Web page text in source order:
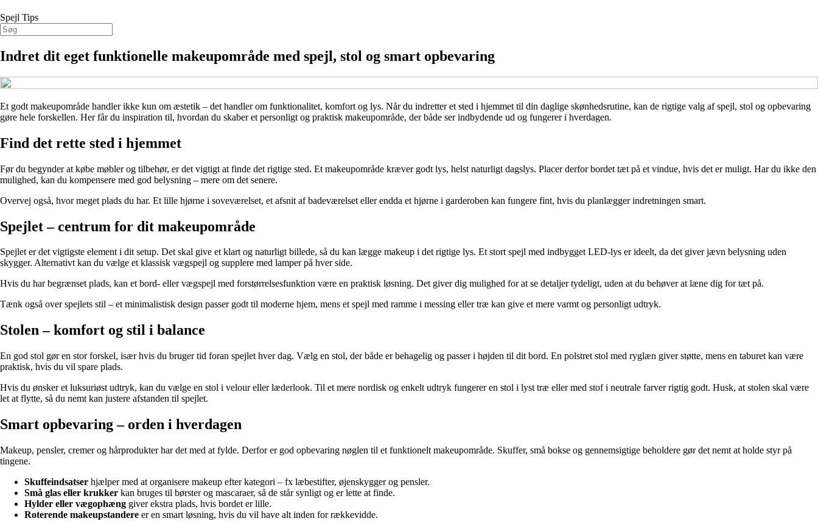
Spejl Tips
Indret dit eget funktionelle makeupområde med spejl, stol og smart opbevaring
Et godt makeupområde handler ikke kun om æstetik – det handler om funktionalitet, komfort og lys. Når du indretter et sted i hjemmet til din daglige skønhedsrutine, kan de rigtige valg af spejl, stol og opbevaring
gøre hele forskellen. Her får du inspiration til, hvordan du skaber et personligt og praktisk makeupområde, der både ser indbydende ud og fungerer i hverdagen.
Find det rette sted i hjemmet
Før du begynder at købe møbler og tilbehør, er det vigtigt at finde det rigtige sted. Et makeupområde kræver godt lys, helst naturligt dagslys. Placer derfor bordet tæt på et vindue, hvis det er muligt. Har du ikke den
mulighed, kan du kompensere med god belysning – mere om det senere.
Overvej også, hvor meget plads du har. Et lille hjørne i soveværelset, et afsnit af badeværelset eller endda et hjørne i garderoben kan fungere fint, hvis du planlægger indretningen smart.
Spejlet – centrum for dit makeupområde
Spejlet er det vigtigste element i dit setup. Det skal give et klart og naturligt billede, så du kan lægge makeup i det rigtige lys. Et stort spejl med indbygget LED-lys er ideelt, da det giver jævn belysning uden
skygger. Alternativt kan du vælge et klassisk vægspejl og supplere med lamper på hver side.
Hvis du har begrænset plads, kan et bord- eller vægspejl med forstørrelsesfunktion være en praktisk løsning. Det giver dig mulighed for at se detaljer tydeligt, uden at du behøver at læne dig for tæt på.
Tænk også over spejlets stil – et minimalistisk design passer godt til moderne hjem, mens et spejl med ramme i messing eller træ kan give et mere varmt og personligt udtryk.
Stolen – komfort og stil i balance
En god stol gør en stor forskel, især hvis du bruger tid foran spejlet hver dag. Vælg en stol, der både er behagelig og passer i højden til dit bord. En polstret stol med ryglæn giver støtte, mens en taburet kan være
praktisk, hvis du vil spare plads.
Hvis du ønsker et luksuriøst udtryk, kan du vælge en stol i velour eller læderlook. Til et mere nordisk og enkelt udtryk fungerer en stol i lyst træ eller med stof i neutrale farver rigtig godt. Husk, at stolen skal være
let at flytte, så du nemt kan justere afstanden til spejlet.
Smart opbevaring – orden i hverdagen
Makeup, pensler, cremer og hårprodukter har det med at fylde. Derfor er god opbevaring nøglen til et funktionelt makeupområde. Skuffer, små bokse og gennemsigtige beholdere gør det nemt at holde styr på
tingene.
Skuffeindsatser hjælper med at organisere makeup efter kategori – fx læbestifter, øjenskygger og pensler.
Små glas eller krukker kan bruges til børster og mascaraer, så de står synligt og er lette at finde.
Hylder eller vægophæng giver ekstra plads, hvis bordet er lille.
Roterende makeupstandere er en smart løsning, hvis du vil have alt inden for rækkevidde.